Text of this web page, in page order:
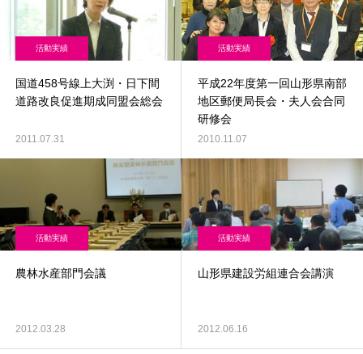
活動実績
国道458号線上大渕・日下間
道路改良促進期成同盟会総会
2011.07.31
活動実績
平成22年度第一回山形県南部
地区郵便局長会・夫人会合同
研修会
2010.11.07
活動実績
農林水産部門会議
2012.03.28
活動実績
山形県建設労組連合会講演
2012.06.16